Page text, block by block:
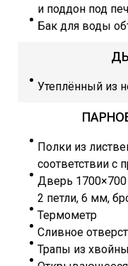
и поддон под
Бак для воды
Утеплённый из
Полки из
соответствии с
Дверь 1700×700
2 петли, 6 мм,
Термометр
Сливное
Трапы из